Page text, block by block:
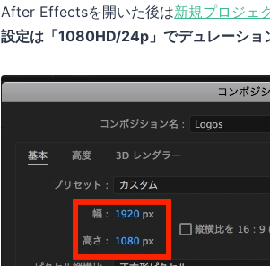
After Effectsを開いた後は新規プロジェ
設定は「1080HD/24p」でデュレーショ